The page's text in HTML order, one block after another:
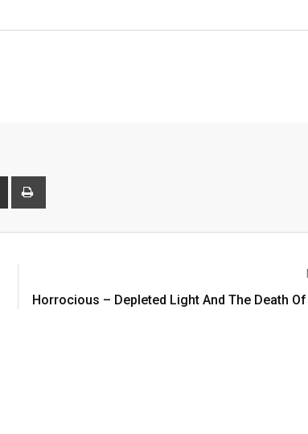
Horrocious – Depleted Light And The Death